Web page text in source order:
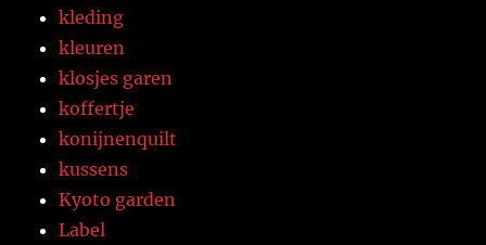
kleding
kleuren
klosjes garen
koffertje
konijnenquilt
kussens
Kyoto garden
Label